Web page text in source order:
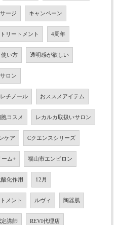
ージ キャンペーン
リートメント 4周年
使い方 透明感が欲しい
ロン
レチノール おススメアイテム
コスメ レカルカ取扱いサロン
ケア Cクエンスシリーズ
ーム+ 福山市エンビロン
酸化作用 12月
メント ルヴィ 陶器肌
定講師 REVI代理店